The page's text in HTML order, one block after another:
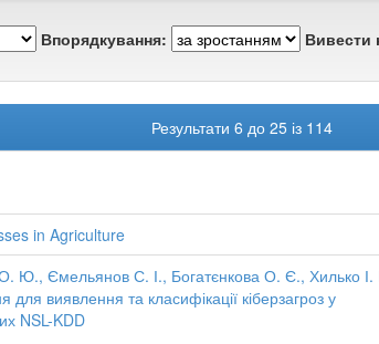
Впорядкування: Вивести
Результати 6 до 25 із 114
in Agriculture
Ю., Ємельянов С. І., Богатєнкова О. Є., Хилько І.
виявлення та класифікації кіберзагроз у
NSL-KDD